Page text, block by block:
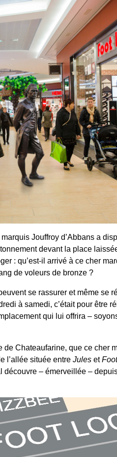
Jouffroy d’Abbans a
devant la place
: qu’est-il arrivé à ce cher
de voleurs de bronze ?
se rassurer et même se
à samedi, c’était pour être
qui lui offrira –
Chateaufarine, que ce cher
l’allée située entre Jules et
– émerveillée –